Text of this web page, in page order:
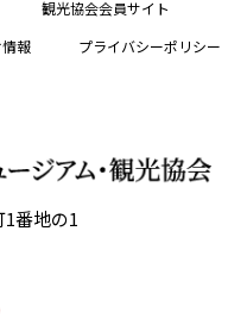
観光協会会員サイト
報 プライバシーポリシー
番地の1